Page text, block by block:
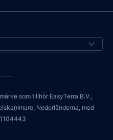
som tillhör EasyTerra B.V.,
Nederländerna, med